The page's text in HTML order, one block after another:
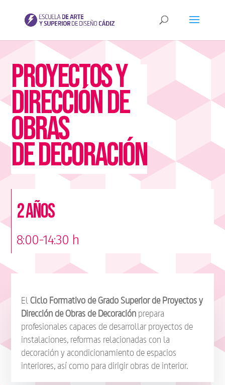
Proyectos y
Dirección de
Obras
de Decoración
2 años
8:00-14:30 h
ElCiclo Formativo de Grado Superior de Proyectos y
Dirección de Obras de Decoración prepara
profesionales capaces de desarrollar proyectos de
instalaciones, reformas relacionadas con la
decoración y acondicionamiento de espacios
interiores, así como para dirigir obras de interior.